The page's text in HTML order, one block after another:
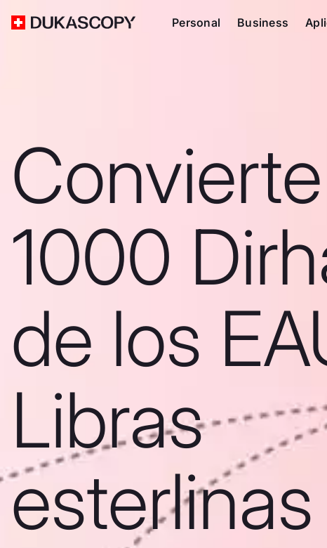
Personal Business
Convierte
1000
de los
Libras
esterlinas